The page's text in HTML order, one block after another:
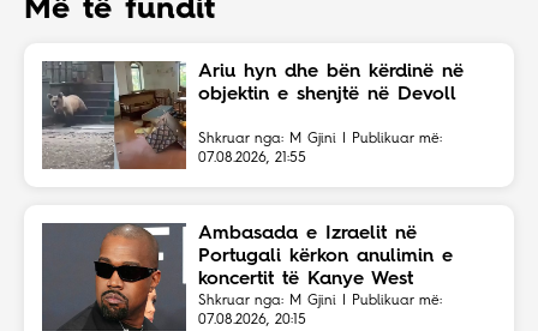
Më të fundit
Ariu hyn dhe bën kërdinë në
objektin e shenjtë në Devoll
Shkruar nga: M Gjini | Publikuar më:
07.08.2026, 21:55
Ambasada e Izraelit në
Portugali kërkon anulimin e
koncertit të Kanye West
Shkruar nga: M Gjini | Publikuar më:
07.08.2026, 20:15